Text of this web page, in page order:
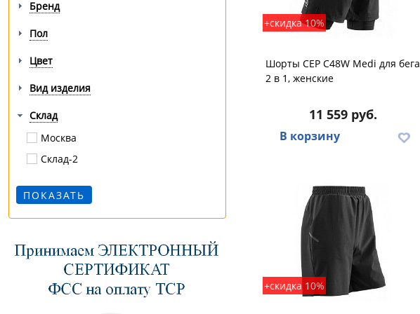
Бренд
Пол
Цвет
Вид изделия
Склад
Москва
Склад-2
+скидка 10%
Шорты CEP C48W Medi для бега
2 в 1, женские
11 559 руб.
В корзину
+скидка 10%